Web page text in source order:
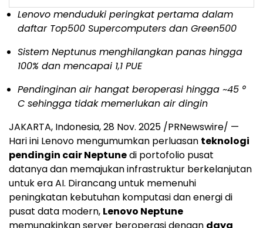
Lenovo menduduki peringkat pertama dalam
daftar Top500 Supercomputers dan Green500
Sistem Neptunus menghilangkan panas hingga
100% dan mencapai 1,1 PUE
Pendinginan air hangat beroperasi hingga ~45 °
C sehingga tidak memerlukan air dingin
JAKARTA, Indonesia,28 Nov. 2025 /PRNewswire/ —
Hari ini Lenovo mengumumkan perluasan teknologi
pendingin cair Neptunedi portofolio pusat
datanya dan memajukan infrastruktur berkelanjutan
untuk era AI. Dirancang untuk memenuhi
peningkatan kebutuhan komputasi dan energi di
pusat data modern, Lenovo Neptune